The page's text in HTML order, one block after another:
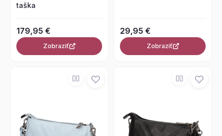
taška
179,95 €
Zobraziť
29,95 €
Zobraziť